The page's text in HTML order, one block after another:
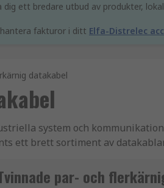
ett bredare utbud av produkter,
fakturor i ditt Elfa-Distrelec
datakabel
system och
ett brett sortiment av
även i krävande miljöer.
par- och